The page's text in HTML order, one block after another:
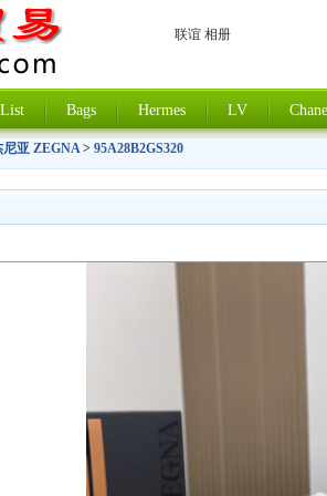
联谊 相册
Bags Hermes LV
尼亚 ZEGNA> 95A28B2GS320